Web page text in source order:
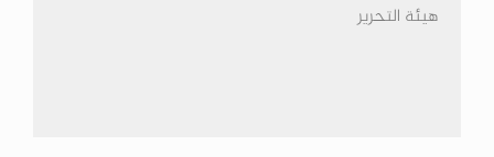
هيئة التحرير